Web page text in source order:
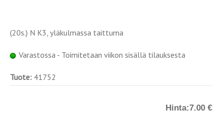
(20s.) N K3, yläkulmassa taittuma
Varastossa - Toimitetaan viikon sisällä tilauksesta
Tuote: 41752
Hinta:7.00 €